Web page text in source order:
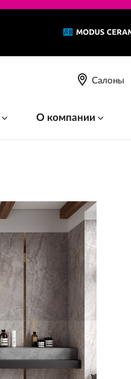
Салоны
О компании